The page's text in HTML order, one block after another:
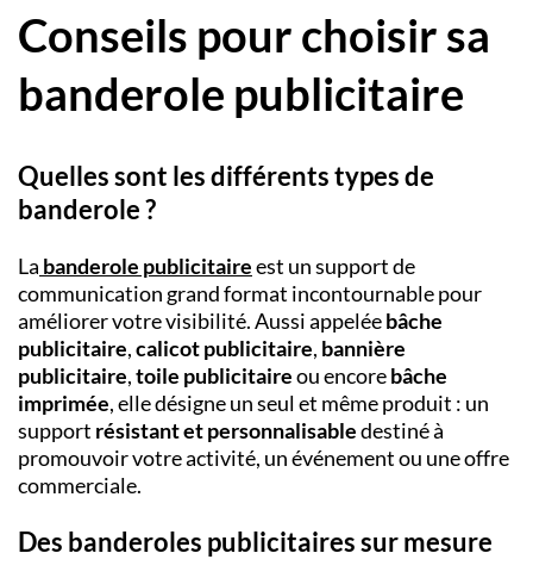
Conseils pour choisir sa
banderole publicitaire
Quelles sont les différents types de
banderole ?
La banderole publicitaireest un support de
communication grand format incontournable pour
améliorer votre visibilité. Aussi appeléebâche
publicitaire,calicot publicitaire, bannière
publicitaire,toile publicitaireou encorebâche
imprimée, elle désigne un seul et même produit : un
support résistant et personnalisabledestiné à
promouvoir votre activité, un événement ou une offre
commerciale.
Des banderoles publicitaires sur mesure